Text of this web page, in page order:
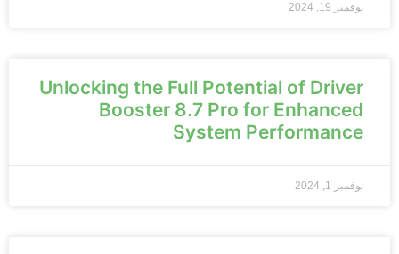
نوفمبر 19, 2024
Unlocking the Full Potential of Driver
Booster 8.7 Pro for Enhanced
System Performance
نوفمبر 1, 2024